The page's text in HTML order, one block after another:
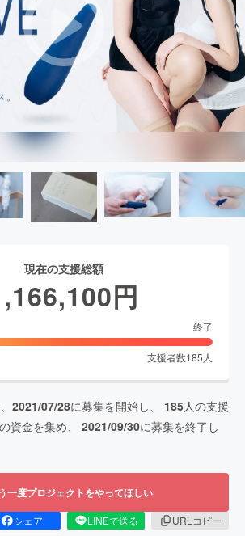
現在の支援総額
円
終了
支援者数185 人
2021/07/28に募集を開始し、 185人の支援
資金を集め、 2021/09/30に募集を終了し
一度プロジェクトをやってほしい
シェア LINEで送る
URLコピー